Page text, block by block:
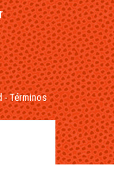
-Términos